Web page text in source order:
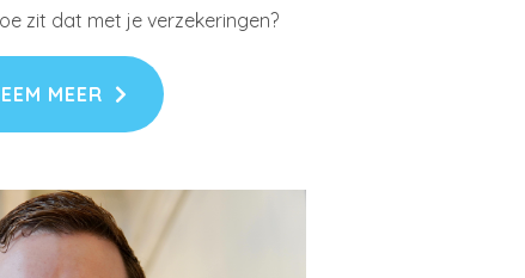
zit dat met je verzekeringen?
MEER